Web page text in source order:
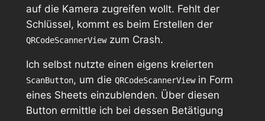
auf die Kamera zugreifen wollt. Fehlt der
Schlüssel, kommt es beim Erstellen der
QRCodeScannerViewzum Crash.
Ich selbst nutzte einen eigens kreierten
ScanButton, um die QRCodeScannerViewin Form
eines Sheets einzublenden. Über diesen
Button ermittle ich bei dessen Betätigung